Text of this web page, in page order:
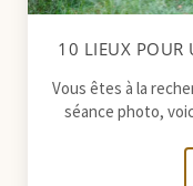
10 LIEUX POUR
Vous êtes à la
séance photo,